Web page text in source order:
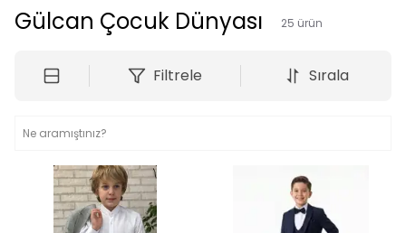
Gülcan Çocuk Dünyası 25 ürün
Filtrele Sırala